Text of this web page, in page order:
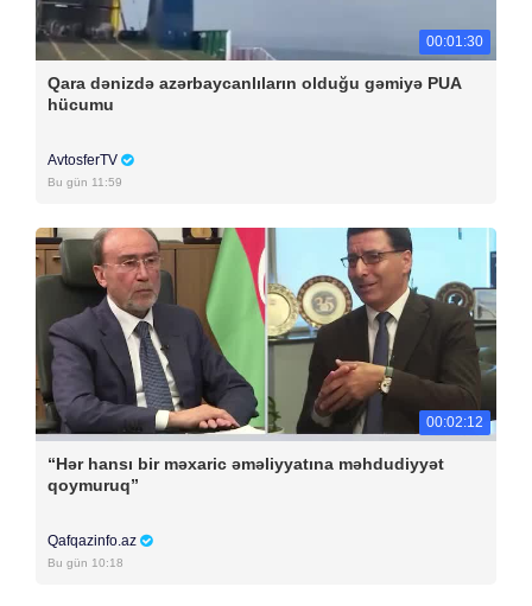
00:01:30
Qara dənizdə azərbaycanlıların olduğu gəmiyə PUA
hücumu
AvtosferTV
Bu gün 11:59
00:02:12
“Hər hansı bir məxaric əməliyyatına məhdudiyyət
qoymuruq”
Qafqazinfo.az
Bu gün 10:18